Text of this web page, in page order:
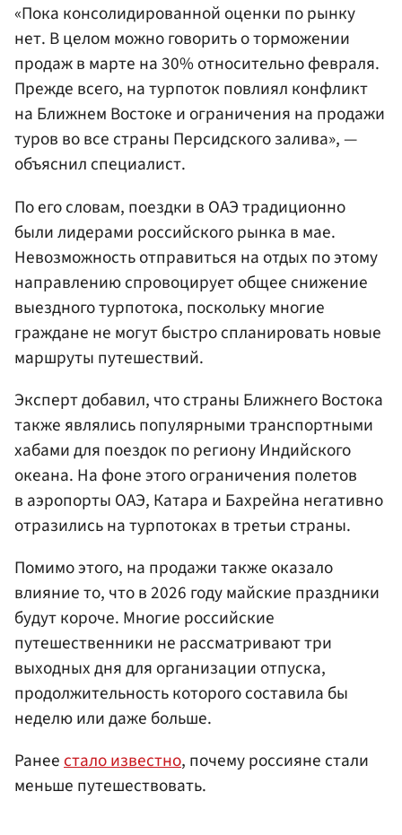
«Пока консолидированной оценки по рынку
нет. В целом можно говорить о торможении
продаж в марте на 30% относительно февраля.
Прежде всего, на турпоток повлиял конфликт
на Ближнем Востоке и ограничения на продажи
туров во все страны Персидского залива», —
объяснил специалист.
По его словам, поездки в ОАЭ традиционно
были лидерами российского рынка в мае.
Невозможность отправиться на отдых по этому
направлению спровоцирует общее снижение
выездного турпотока, поскольку многие
граждане не могут быстро спланировать новые
маршруты путешествий.
Эксперт добавил, что страны Ближнего Востока
также являлись популярными транспортными
хабами для поездок по региону Индийского
океана. На фоне этого ограничения полетов
в аэропорты ОАЭ, Катара и Бахрейна негативно
отразились на турпотоках в третьи страны.
Помимо этого, на продажи также оказало
влияние то, что в 2026 году майские праздники
будут короче. Многие российские
путешественники не рассматривают три
выходных дня для организации отпуска,
продолжительность которого составила бы
неделю или даже больше.
Ранеестало известно, почему россияне стали
меньше путешествовать.